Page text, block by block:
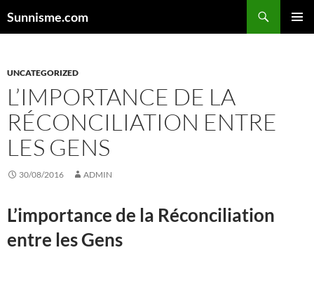
auSunnisme.com
UNCATEGORIZED
L’IMPORTANCE DE LA
RÉCONCILIATION ENTRE
LES GENS
30/08/2016 ADMIN
L’importance de la Réconciliation
entre les Gens